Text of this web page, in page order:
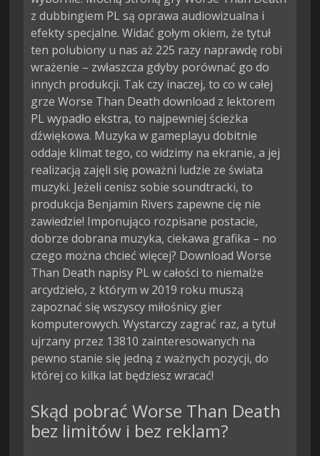
z dubbingiem PL są oprawa audiowizualna i
efekty specjalne. Widać gołym okiem, że tytuł
ten polubiony u nas aż 225 razy naprawdę robi
wrażenie – zwłaszcza gdyby porównać go do
innych produkcji. Tak czy inaczej, to co w całej
grze Worse Than Death download z lektorem
PL wypadło ekstra, to najpewniej ścieżka
dźwiękowa. Muzyka w gameplayu dobitnie
oddaje klimat tego, co widzimy na ekranie, a jej
realizacją zajęli się poważni ludzie ze świata
muzyki. Jeżeli cenisz sobie soundtracki, to
produkcja Benjamin Rivers zapewne cię nie
zawiedzie! Imponująco rozpisane postacie,
dobrze dobrana muzyka, ciekawa grafika – no
czego można chcieć więcej? Download Worse
Than Death napisy PL w całości to niemalże
arcydzieło, z którym w 2019 roku muszą
zapoznać się wszyscy miłośnicy gier
komputerowych. Wystarczy zagrać raz, a tytuł
ujrzany przez 13810 zainteresowanych na
pewno stanie się jedną z ważnych pozycji, do
której co kilka lat będziesz wracać!
Skąd pobrać Worse Than Death
bez limitów i bez reklam?